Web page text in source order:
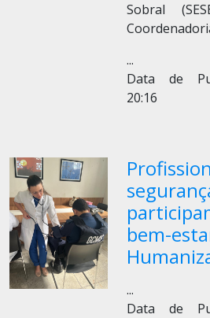
Sobral
...
Data de
20:16
bem-
...
Data de